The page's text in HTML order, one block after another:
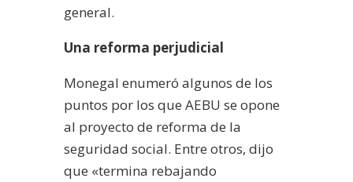
general.
Una reforma perjudicial
Monegal enumeró algunos de los
puntos por los que AEBU se opone
al proyecto de reforma de la
seguridad social. Entre otros, dijo
que «termina rebajando